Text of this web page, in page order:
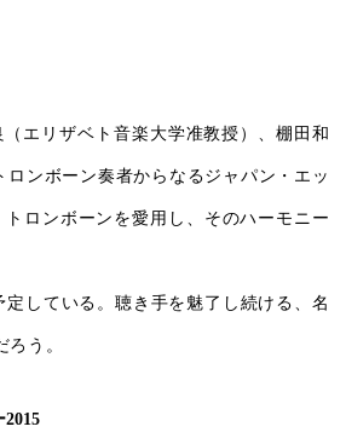
エリザベト音楽大学准教授）、棚田和
ンボーン奏者からなるジャパン・エッ
ロンボーンを愛用し、そのハーモニー
している。聴き手を魅了し続ける、名
う。